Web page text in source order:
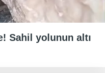
Sahil yolunun altı